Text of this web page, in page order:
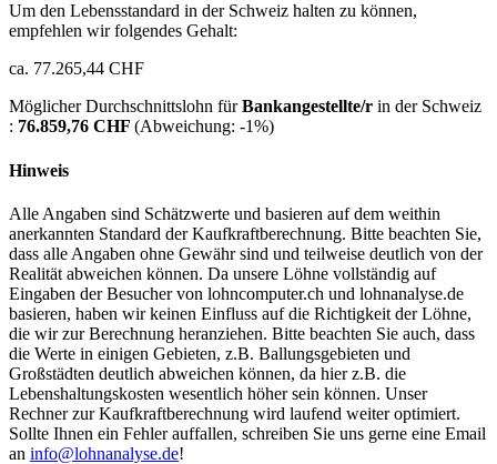
Um den Lebensstandard in der Schweiz halten zu können,
empfehlen wir folgendes Gehalt:
ca. 77.265,44 CHF
Möglicher Durchschnittslohn fürBankangestellte/r in der Schweiz
: 76.859,76 CHF (Abweichung: -1%)
Hinweis
Alle Angaben sind Schätzwerte und basieren auf dem weithin
anerkannten Standard der Kaufkraftberechnung. Bitte beachten Sie,
dass alle Angaben ohne Gewähr sind und teilweise deutlich von der
Realität abweichen können. Da unsere Löhne vollständig auf
Eingaben der Besucher von lohncomputer.ch und lohnanalyse.de
basieren, haben wir keinen Einfluss auf die Richtigkeit der Löhne,
die wir zur Berechnung heranziehen. Bitte beachten Sie auch, dass
die Werte in einigen Gebieten, z.B. Ballungsgebieten und
Großstädten deutlich abweichen können, da hier z.B. die
Lebenshaltungskosten wesentlich höher sein können. Unser
Rechner zur Kaufkraftberechnung wird laufend weiter optimiert.
Sollte Ihnen ein Fehler auffallen, schreiben Sie uns gerne eine Email
an info@lohnanalyse.de!